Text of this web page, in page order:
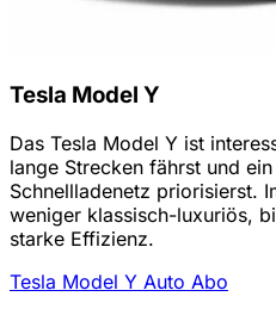
Tesla Model Y
Das Tesla Model Y ist
lange Strecken fährst und
Schnellladenetz priorisierst.
weniger klassisch-luxuriös,
starke Effizienz.
Tesla Model Y Auto Abo